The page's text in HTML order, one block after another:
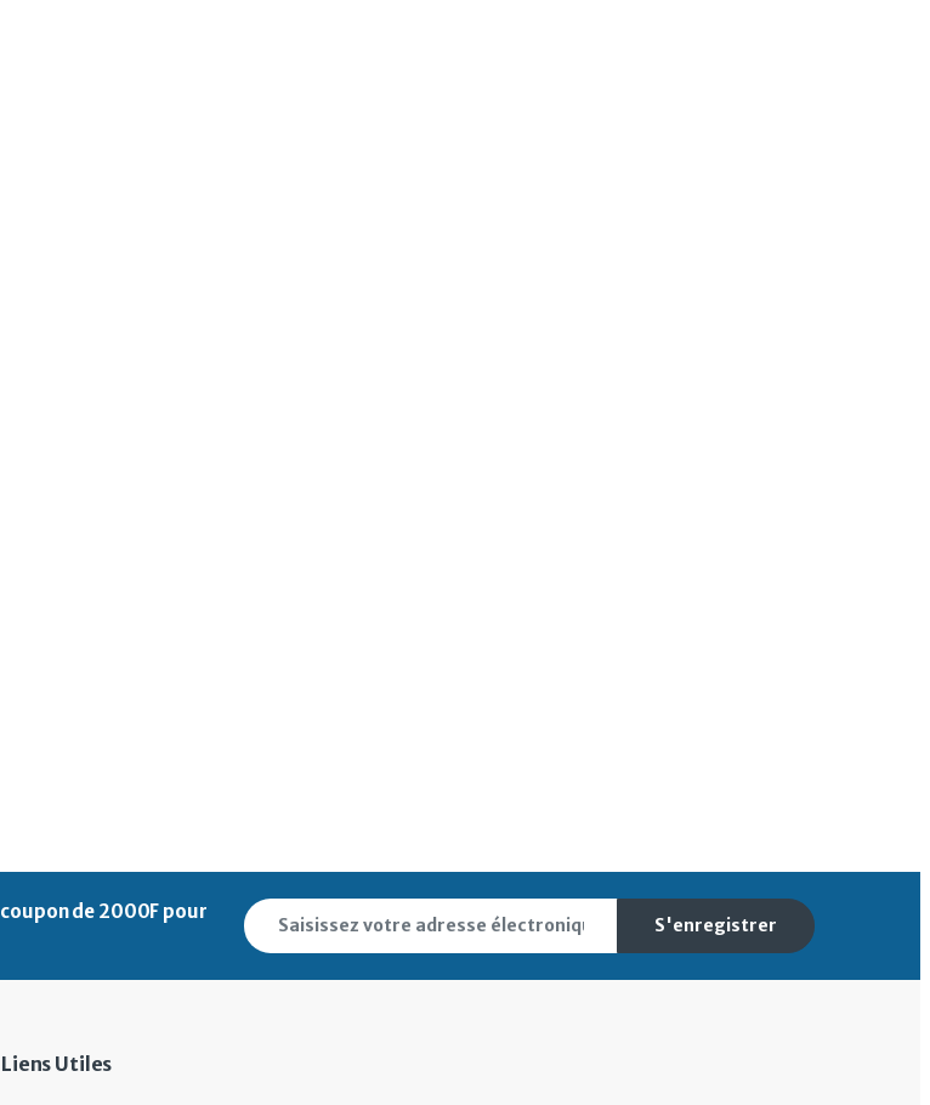
coupon de 2000F pour
S'enregistrer
Liens Utiles